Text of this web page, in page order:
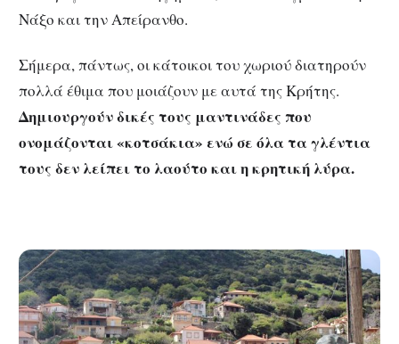
Νάξο και την Απείρανθο.
Σήμερα, πάντως, οι κάτοικοι του χωριού διατηρούν
πολλά έθιμα που μοιάζουν με αυτά της Κρήτης.
Δημιουργούν δικές τους μαντινάδες που
ονομάζονται «κοτσάκια» ενώ σε όλα τα γλέντια
τους δεν λείπει το λαούτο και η κρητική λύρα.